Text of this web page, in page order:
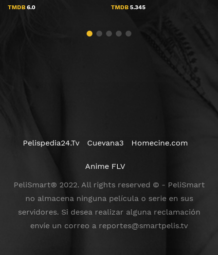
TMDB 6.0 TMDB 5.345
Pelispedia24.Tv Cuevana3 Homecine.com
Anime FLV
PeliSmart® 2022. All rights reserved © - PeliSmart
no almacena ninguna película o serie en sus
servidores. Si desea realizar alguna reclamación
envíe un correo a reportes@smartpelis.tv